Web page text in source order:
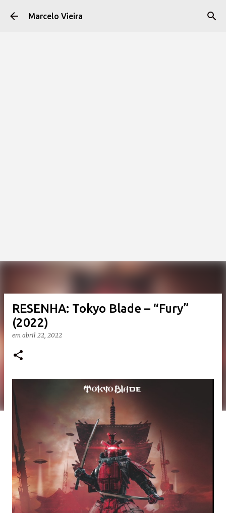
Pular para o conteúdo principal
Marcelo Vieira
RESENHA: Tokyo Blade – “Fury”
(2022)
em abril 22, 2022